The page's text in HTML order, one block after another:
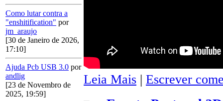
Como lutar contra a
"enshitification" por
jm_araujo
[30 de Janeiro de 2026,
17:10]
Ajuda Pcb USB 3.0 por
andlig
[23 de Novembro de
2025, 19:59]
Leia Mais | Escrever